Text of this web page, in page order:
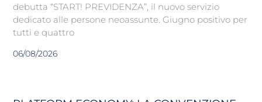
debutta “START! PREVIDENZA”, il nuovo servizio
dedicato alle persone neoassunte. Giugno positivo per
tutti e quattro
06/08/2026